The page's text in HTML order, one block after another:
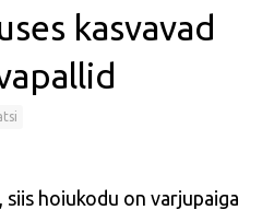
kasvavad
siis hoiukodu on varjupaiga